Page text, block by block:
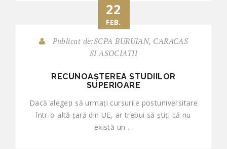
22
FEB.
Publicat de:SCPA BURUIAN, CARACAS
SI ASOCIATII
RECUNOAȘTEREA STUDIILOR
SUPERIOARE
Dacă alegeți să urmaţi cursurile postuniversitare
într-o altă ţară din UE, ar trebui să știți că nu
există un ...